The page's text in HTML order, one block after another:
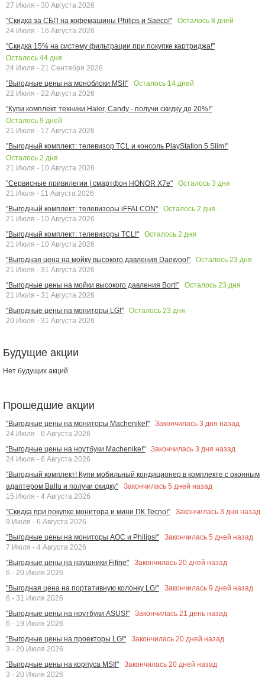
27 Июля - 30 Августа 2026
"Скидка за СБП на кофемашины Philips и Saeco!"
Осталось 8 дней
24 Июля - 16 Августа 2026
"Скидка 15% на систему фильтрации при покупке картриджа!"
Осталось 44 дня
24 Июля - 21 Сентября 2026
"Выгодные цены на моноблоки MSI!"
Осталось 14 дней
22 Июля - 22 Августа 2026
"Купи комплект техники Haier, Candy - получи скидку до 20%!"
Осталось 9 дней
21 Июля - 17 Августа 2026
"Выгодный комплект: телевизор TCL и консоль PlayStation 5 Slim!"
Осталось 2 дня
21 Июля - 10 Августа 2026
"Сервисные привилегии | смартфон HONOR X7e"
Осталось 3 дня
21 Июля - 11 Августа 2026
"Выгодный комплект: телевизоры iFFALCON"
Осталось 2 дня
21 Июля - 10 Августа 2026
"Выгодный комплект: телевизоры TCL!"
Осталось 2 дня
21 Июля - 10 Августа 2026
"Выгодная цена на мойку высокого давления Daewoo!"
Осталось 23 дня
21 Июля - 31 Августа 2026
"Выгодные цены на мойки высокого давления Bort!"
Осталось 23 дня
21 Июля - 31 Августа 2026
"Выгодные цены на мониторы LG!"
Осталось 23 дня
20 Июля - 31 Августа 2026
Будущие акции
Нет будущих акций
Прошедшие акции
"Выгодные цены на мониторы Machenike!" Закончилась 3 дня назад
24 Июля - 6 Августа 2026
"Выгодные цены на ноутбуки Machenike!"
Закончилась 3 дня назад
24 Июля - 6 Августа 2026
"Выгодный комплект! Купи мобильный кондиционер в комплекте с оконным
адаптером Ballu и получи скидку"
Закончилась 5 дней назад
15 Июля - 4 Августа 2026
"Скидка при покупке монитора и мини ПК Tecno!"
Закончилась 3 дня назад
9 Июля - 6 Августа 2026
"Выгодные цены на мониторы AOC и Philips!"
Закончилась 5 дней назад
7 Июля - 4 Августа 2026
"Выгодные цены на наушники Fifine"
Закончилась 20 дней назад
6 - 20 Июля 2026
"Выгодная цена на портативную колонку LG!"
Закончилась 9 дней назад
6 - 31 Июля 2026
"Выгодные цены на ноутбуки ASUS!"
Закончилась 21 день назад
6 - 19 Июля 2026
"Выгодные цены на проекторы LG!"
Закончилась 20 дней назад
3 - 20 Июля 2026
"Выгодные цены на корпуса MSI!"
Закончилась 20 дней назад
3 - 20 Июля 2026